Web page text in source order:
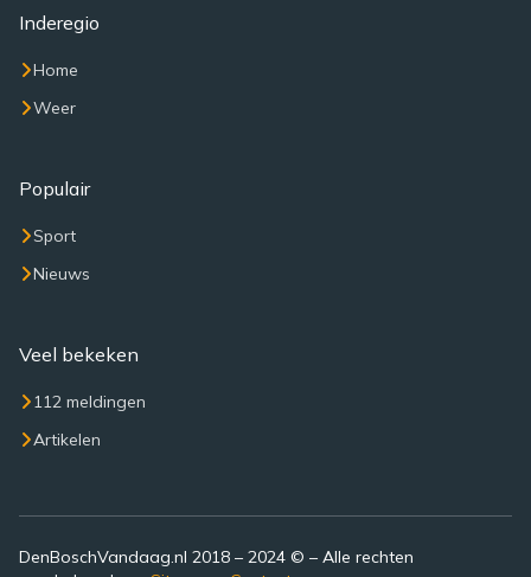
Inderegio
Home
Weer
Populair
Sport
Nieuws
Veel bekeken
112 meldingen
Artikelen
DenBoschVandaag.nl 2018 – 2024 © – Alle rechten